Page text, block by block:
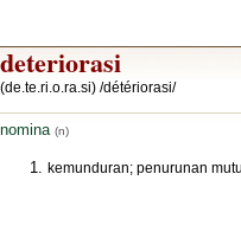
deteriorasi
(de.te.ri.o.ra.si) /détériorasi/
nomina (n)
kemunduran; penurunan